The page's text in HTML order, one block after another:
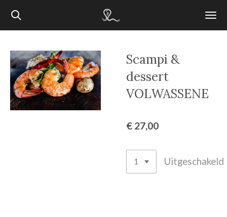
Ga
de
hoofdinhoud
Scampi &
dessert
VOLWASSENE
€ 27,00
Uitgeschakeld